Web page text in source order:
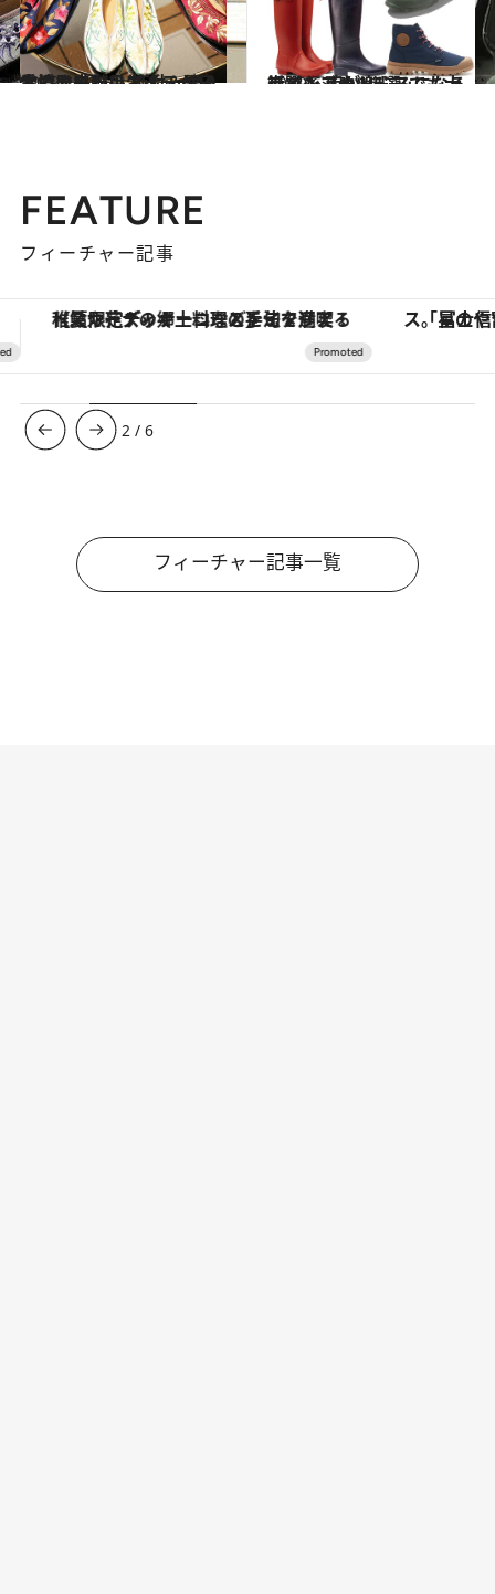
2019.10.23
台湾発「誠品生活」が日本橋に来た！ 絶対＆早く手に入れたいアイテム10
旅＆お出かけ 2019.6.17
街でもアウトドアでも大活躍！ 雨が楽しみになるレインブーツ5選
ファッション
FEATURE
フィーチャー記事
「星のや富士」でデジタルデトックス。冨士信仰の歴史を辿り、心身を調える。 ヴァシュロン・コンスタンタ
3 /6
フィーチャー記事一覧